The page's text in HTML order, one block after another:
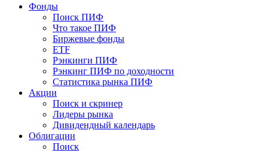
Фонды
Поиск ПИФ
Что такое ПИФ
Биржевые фонды
ETF
Рэнкинги ПИФ
Рэнкинг ПИФ по доходности
Статистика рынка ПИФ
Акции
Поиск и скринер
Лидеры рынка
Дивидендный календарь
Облигации
Поиск